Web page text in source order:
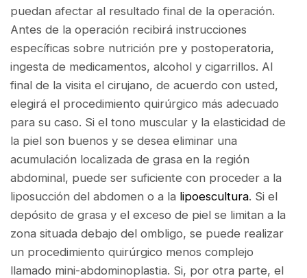
puedan afectar al resultado final de la operación.
Antes de la operación recibirá instrucciones
específicas sobre nutrición pre y postoperatoria,
ingesta de medicamentos, alcohol y cigarrillos. Al
final de la visita el cirujano, de acuerdo con usted,
elegirá el procedimiento quirúrgico más adecuado
para su caso. Si el tono muscular y la elasticidad de
la piel son buenos y se desea eliminar una
acumulación localizada de grasa en la región
abdominal, puede ser suficiente con proceder a la
liposucción del abdomen o a la lipoescultura. Si el
depósito de grasa y el exceso de piel se limitan a la
zona situada debajo del ombligo, se puede realizar
un procedimiento quirúrgico menos complejo
llamado mini-abdominoplastia. Si, por otra parte, el